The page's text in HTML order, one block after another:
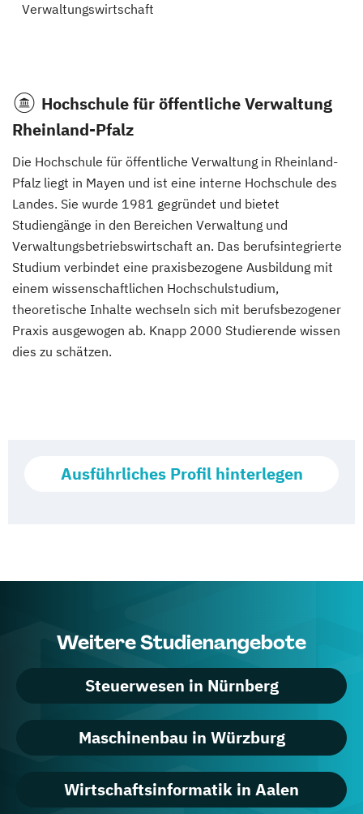
Verwaltungswirtschaft
Hochschule für öffentliche Verwaltung
Rheinland-Pfalz
Die Hochschule für öffentliche Verwaltung in Rheinland-
Pfalz liegt in Mayen und ist eine interne Hochschule des
Landes. Sie wurde 1981 gegründet und bietet
Studiengänge in den Bereichen Verwaltung und
Verwaltungsbetriebswirtschaft an. Das berufsintegrierte
Studium verbindet eine praxisbezogene Ausbildung mit
einem wissenschaftlichen Hochschulstudium,
theoretische Inhalte wechseln sich mit berufsbezogener
Praxis ausgewogen ab. Knapp 2000 Studierende wissen
dies zu schätzen.
Ausführliches Profil hinterlegen
Weitere Studienangebote
Steuerwesen in Nürnberg
Maschinenbau in Würzburg
Wirtschaftsinformatik in Aalen